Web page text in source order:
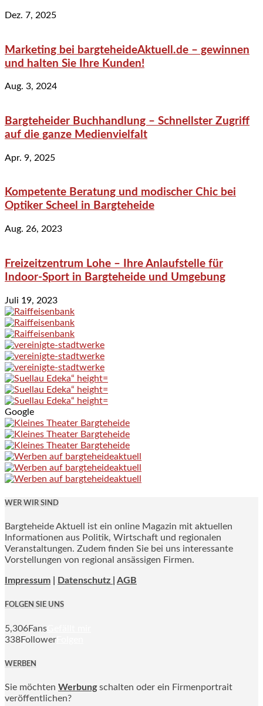
Dez. 7, 2025
Marketing bei bargteheideAktuell.de – gewinnen
und halten Sie Ihre Kunden!
Aug. 3, 2024
Bargteheider Buchhandlung – Schnellster Zugriff
auf die ganze Medienvielfalt
Apr. 9, 2025
Kompetente Beratung und modischer Chic bei
Optiker Scheel in Bargteheide
Aug. 26, 2023
Freizeitzentrum Lohe – Ihre Anlaufstelle für
Indoor-Sport in Bargteheide und Umgebung
Juli 19, 2023
Google
WER WIR SIND
Bargteheide Aktuell ist ein online Magazin mit aktuellen
Informationen aus Politik, Wirtschaft und regionalen
Veranstaltungen. Zudem finden Sie bei uns interessante
Vorstellungen von regional ansässigen Firmen.
Impressum Datenschutz | AGB
FOLGEN SIE UNS
5,306Fans
338Follower
WERBEN
Sie möchten Werbung schalten oder ein Firmenportrait
veröffentlichen?